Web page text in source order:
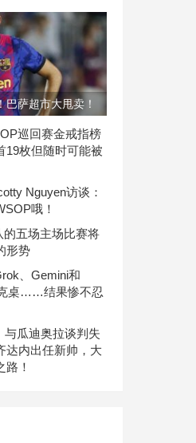
萨超市大甩卖！
巡回赛金戒指榜
19枚但随时可能被
Nguyen访谈：
哦！
五场主场比赛将
形势
、Gemini和
桌……结果惨不忍
与瓜迪奥拉谈判失
达内出任新帅，大
路！